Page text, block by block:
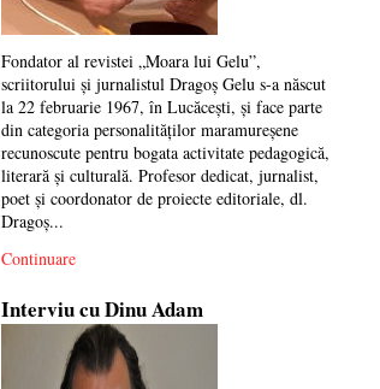
Fondator al revistei „Moara lui Gelu”,
scriitorului și jurnalistul Dragoș Gelu s-a născut
la 22 februarie 1967, în Lucăcești, și face parte
din categoria personalităților maramureșene
recunoscute pentru bogata activitate pedagogică,
literară și culturală. Profesor dedicat, jurnalist,
poet și coordonator de proiecte editoriale, dl.
Dragoș...
Continuare
Interviu cu Dinu Adam